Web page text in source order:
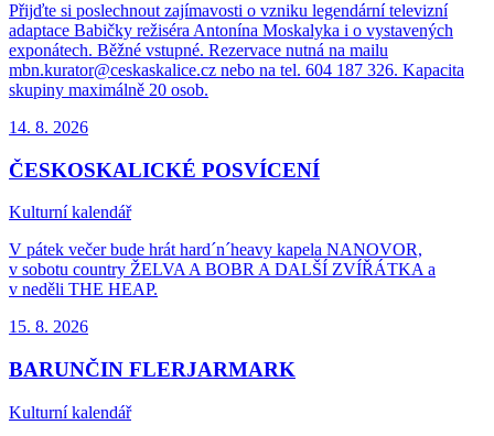
Přijďte si poslechnout zajímavosti o vzniku legendární televizní
adaptace Babičky režiséra Antonína Moskalyka i o vystavených
exponátech. Běžné vstupné. Rezervace nutná na mailu
mbn.kurator@ceskaskalice.cz nebo na tel. 604 187 326. Kapacita
skupiny maximálně 20 osob.
14. 8. 2026
ČESKOSKALICKÉ POSVÍCENÍ
Kulturní kalendář
V pátek večer bude hrát hard´n´heavy kapela NANOVOR,
v sobotu country ŽELVA A BOBR A DALŠÍ ZVÍŘÁTKA a
v neděli THE HEAP.
15. 8. 2026
BARUNČIN FLERJARMARK
Kulturní kalendář